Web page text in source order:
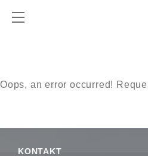
Oops, an error occurred!
KONTAKT